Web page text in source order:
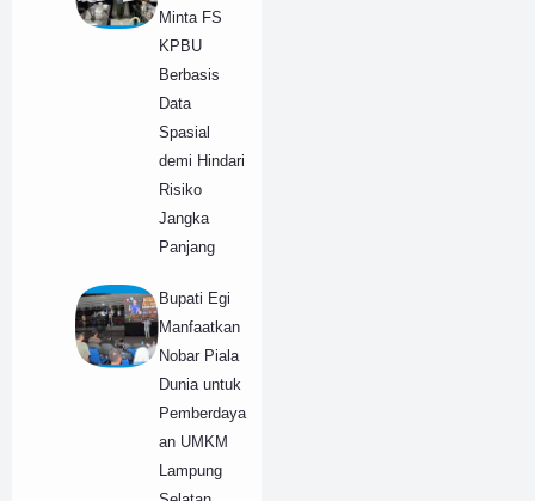
Minta FS
KPBU
Berbasis
Data
Spasial
demi Hindari
Risiko
Jangka
Panjang
Bupati Egi
Manfaatkan
Nobar Piala
Dunia untuk
Pemberdaya
an UMKM
Lampung